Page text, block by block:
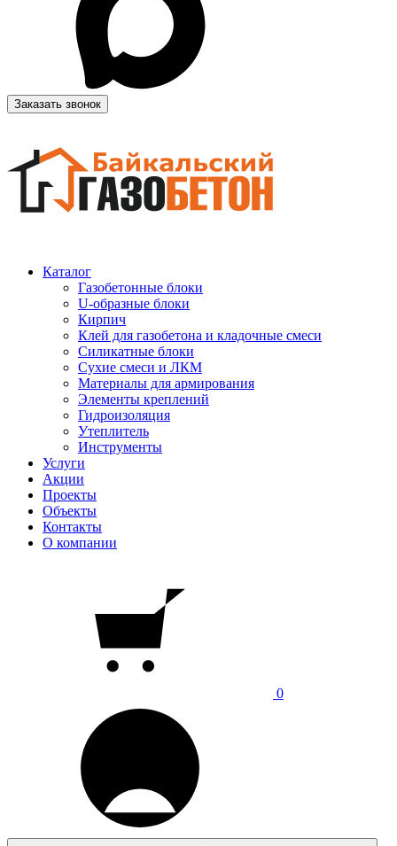
Заказать звонок
Каталог
Газобетонные блоки
U-образные блоки
Кирпич
Клей для газобетона и кладочные смеси
Силикатные блоки
Сухие смеси и ЛКМ
Материалы для армирования
Элементы креплений
Гидроизоляция
Утеплитель
Инструменты
Услуги
Акции
Проекты
Объекты
Контакты
О компании
0